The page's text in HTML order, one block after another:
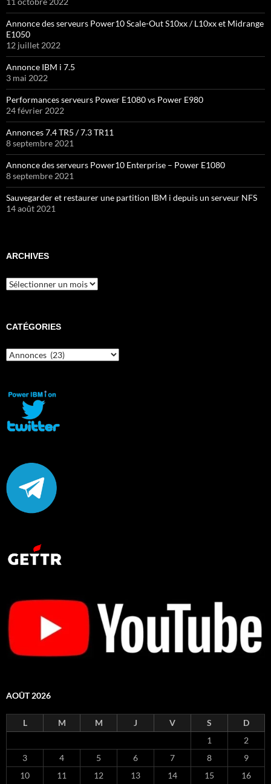
Annonce des serveurs Power10 Scale-Out S10xx / L10xx et Midrange
E1050
12 juillet 2022
Annonce IBM i 7.5
3 mai 2022
Performances serveurs Power E1080 vs Power E980
24 février 2022
Annonces 7.4 TR5 / 7.3 TR11
8 septembre 2021
Annonce des serveurs Power10 Enterprise – Power E1080
8 septembre 2021
Sauvegarder et restaurer une partition IBM i depuis un serveur NFS
14 août 2021
ARCHIVES
Archives
CATÉGORIES
Catégories
AOÛT 2026
L M M J V S
D
1
2
3
4 5 6 7 8
9
10
11 12 13 14 15 16